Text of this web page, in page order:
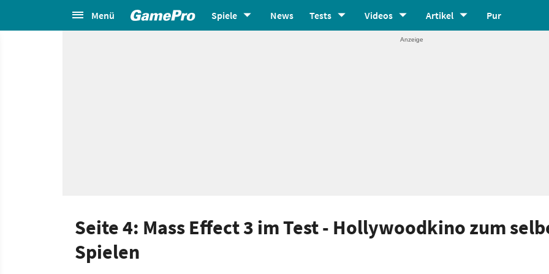
Menü Spiele News Tests Videos Artikel Pur
Seite 4: Mass Effect 3 im Test - Hollywoodkino zum
Spielen